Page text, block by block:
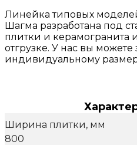
Линейка типовых
Шагма разработана под
плитки и керамогранита
отгрузке. У нас вы можете
индивидуальному
Ширина плитки, мм
800